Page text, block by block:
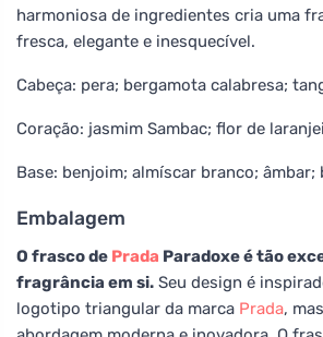
harmoniosa de ingredientes cria uma
fresca, elegante e inesquecível.
Cabeça: pera; bergamota calabresa;
Coração: jasmim Sambac; flor de
Base: benjoim; almíscar branco; âmbar;
Embalagem
O frasco de Prada Paradoxe é tão
fragrância em si. Seu design é
logotipo triangular da marca Prada,